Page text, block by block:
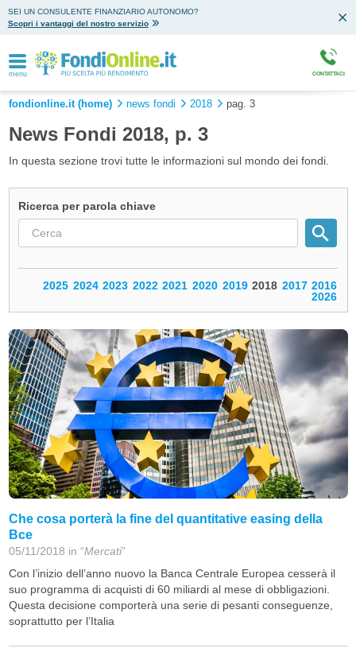
SEI UN CONSULENTE FINANZIARIO AUTONOMO?
Scopri i vantaggi del nostro servizio
menu CONTATTACI
fondionline.it (home) news fondi 2018 pag. 3
News Fondi 2018, p. 3
In questa sezione trovi tutte le informazioni sul mondo dei fondi.
Ricerca per parola chiave
2016
2017
2018
2019
2020
2021
2022
2023
2024
2025
2026
Che cosa porterà la fine del quantitative easing della
Bce
05/11/2018 in “Mercati”
Con l’inizio dell’anno nuovo la Banca Centrale Europea cesserà il
suo programma di acquisti di 60 miliardi al mese di obbligazioni.
Questa decisione comporterà una serie di pesanti conseguenze,
soprattutto per l’Italia